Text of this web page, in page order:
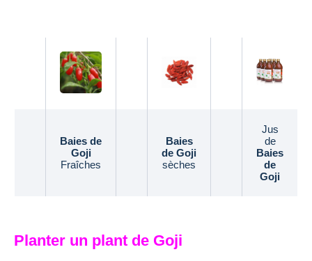
Baies de
Goji
Fraîches
Baies
de Goji
sèches
Jus
de
Baies
de
Goji
Planter un plant de Goji